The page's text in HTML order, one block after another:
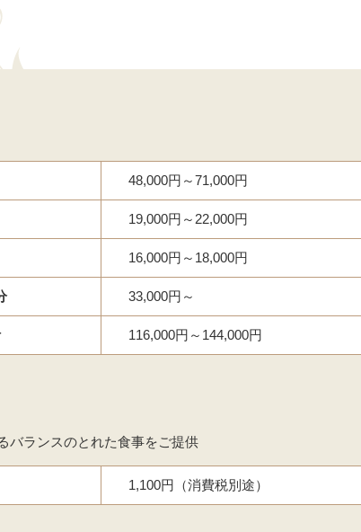
48,000円～71,000円
19,000円～22,000円
16,000円～18,000円
33,000円～
116,000円～144,000円
バランスのとれた食事をご提供
1,100円（消費税別途）